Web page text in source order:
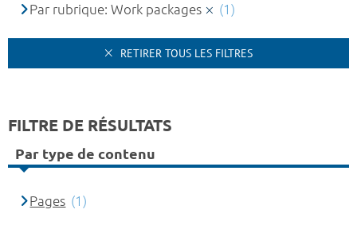
Par rubrique: Work packages
(1)
RETIRER TOUS LES FILTRES
FILTRE DE RÉSULTATS
Par type de contenu
Pages (1)